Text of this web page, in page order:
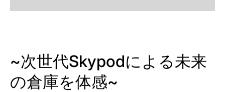
~次世代Skypodによる未来
の倉庫を体感~